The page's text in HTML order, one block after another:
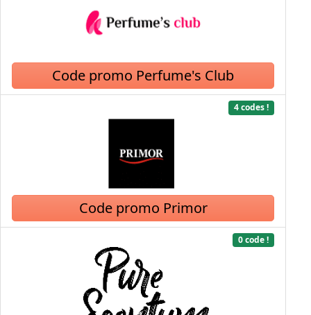
Code promo Perfume's Club
4 codes !
Code promo Primor
0 code !